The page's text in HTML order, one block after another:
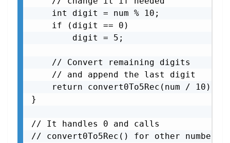
    int digit = num % 10;
    if (digit == 0)
        digit = 5;
    // Convert remaining digits
    // and append the last digit
return convert0To5Rec(num / 10) *
}
// It handles 0 and calls
// convert0To5Rec() for other numbers